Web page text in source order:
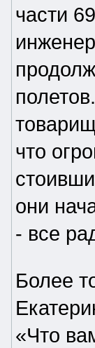
части
что
они
- все
Более
«Что